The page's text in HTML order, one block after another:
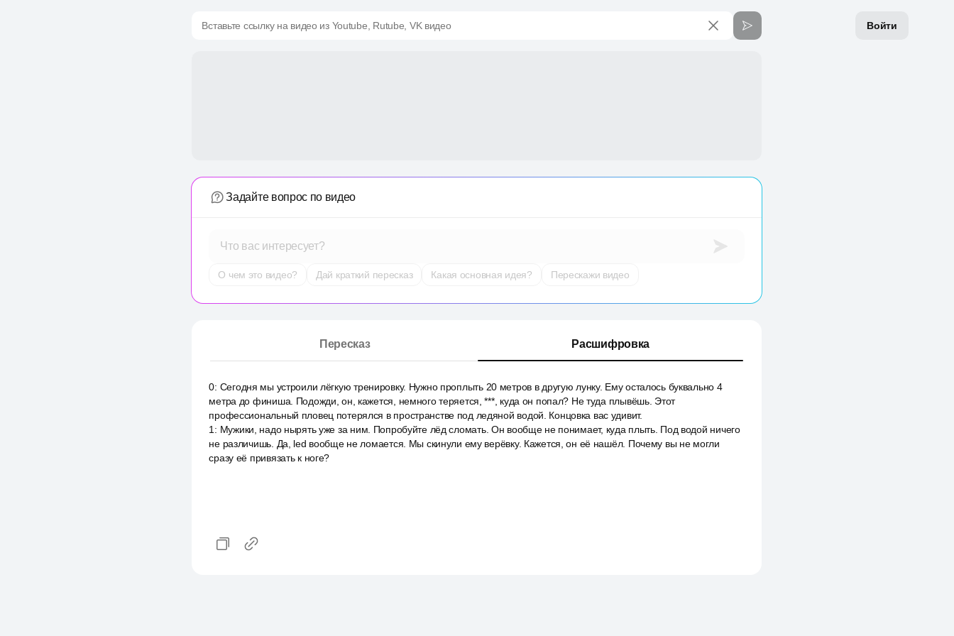
Войти
Вставьте ссылку на видео из Youtube, Rutube, VK видео
Задайте вопрос по видео
Что вас интересует?
О чем это видео? Дай краткий пересказ Какая основная идея? Перескажи видео
Пересказ Расшифровка
0: Сегодня мы устроили лёгкую тренировку. Нужно проплыть 20 метров в другую лунку. Ему осталось буквально 4
метра до финиша. Подожди, он, кажется, немного теряется, ***, куда он попал? Не туда плывёшь. Этот
профессиональный пловец потерялся в пространстве под ледяной водой. Концовка вас удивит.
1 : Мужики, надо нырять уже за ним. Попробуйте лёд сломать. Он вообще не понимает, куда плыть. Под водой ничего
не различишь. Да, led вообще не ломается. Мы скинули ему верёвку. Кажется, он её нашёл. Почему вы не могли
сразу её привязать к ноге?